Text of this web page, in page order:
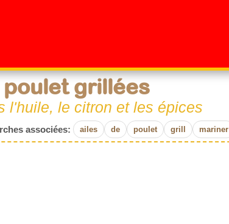
grillées
l'huile, le citron et les épices
associées: ailes de poulet grill mariner